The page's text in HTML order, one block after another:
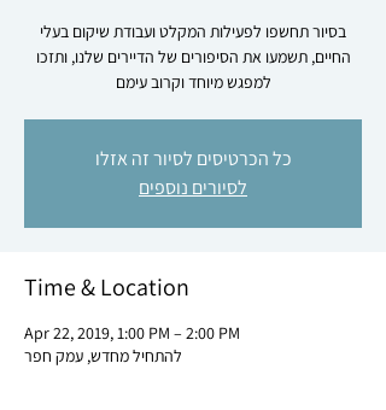
בסיור תחשפו לפעילות המקלט ועבודת שיקום בעלי
החיים, תשמעו את הסיפורים של הדיירים שלנו, ותזכו
למפגש מיוחד וקרוב עימם
כל הכרטיסים לסיור זה אזלו
לסיורים נוספים
Time & Location
Apr 22, 2019, 1:00 PM – 2:00 PM
להתחיל מחדש, עמק חפר